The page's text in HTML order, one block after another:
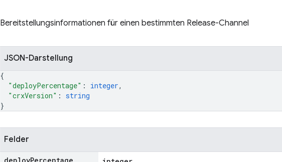
Bereitstellungsinformationen für einen bestimmten Release-Channel
JSON-Darstellung
{
"deployPercentage" : integer,
"crxVersion" : string
}
Felder